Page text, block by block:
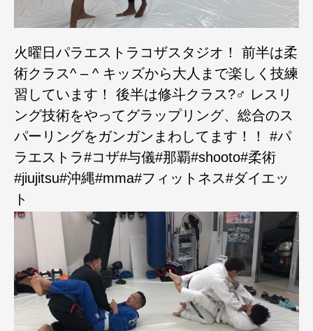
火曜日パラエストラコザスタジオ！ 前半は柔
術クラス^ – ^ キッズから大人まで楽しく技練
習しています！ 後半は修斗クラス?‍♂️ レスリ
ング技術をやってグラップリング、総合のス
パーリングをガンガンまわしてます！！ #パ
ラエストラ#コザ#与儀#那覇#shooto#柔術
#jiujitsu#沖縄#mma#フィットネス#ダイエッ
ト